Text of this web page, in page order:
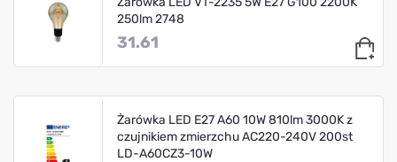
250lm 2748
31.61
Żarówka LED E27 A60 10W 810lm 3000K z
czujnikiem zmierzchu AC220-240V 200st
LD-A60CZ3-10W